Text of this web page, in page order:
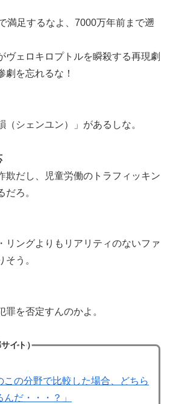
満足するなよ、7000万年前まで遡
ヴェロキロプトルを瞬殺する再現劇
劇を忘れるな！
（シェンユン）」があるしな。
欺だし、児童労働のトラフィッキン
だろ。
リングよりもリアリティのないファ
そう。
罪を否定すんのかよ。
イト）
この分野で比較した場合、どちら
だ・・・？」